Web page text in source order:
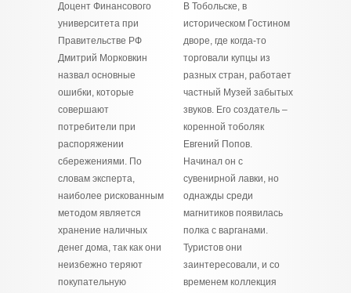
Доцент Финансового
университета при
Правительстве РФ
Дмитрий Морковкин
назвал основные
ошибки, которые
совершают
потребители при
распоряжении
сбережениями. По
словам эксперта,
наиболее рискованным
методом является
хранение наличных
денег дома, так как они
неизбежно теряют
покупательную
В Тобольске, в
историческом Гостином
дворе, где когда-то
торговали купцы из
разных стран, работает
частный Музей забытых
звуков. Его создатель –
коренной тоболяк
Евгений Попов.
Начинал он с
сувенирной лавки, но
однажды среди
магнитиков появилась
полка с варганами.
Туристов они
заинтересовали, и со
временем коллекция